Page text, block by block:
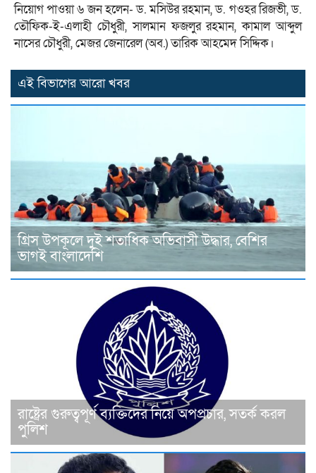
নিয়োগ পাওয়া ৬ জন হলেন- ড. মসিউর রহমান, ড. গওহর রিজভী, ড.
তৌফিক-ই-এলাহী চৌধুরী, সালমান ফজলুর রহমান, কামাল আব্দুল
নাসের চৌধুরী, মেজর জেনারেল (অব.) তারিক আহমেদ সিদ্দিক।
এই বিভাগের আরো খবর
গ্রিস উপকূলে দুই শতাধিক অভিবাসী উদ্ধার, বেশির
ভাগই বাংলাদেশি
রাষ্ট্রের গুরুত্বপূর্ণ ব্যক্তিদের নিয়ে অপপ্রচার, সতর্ক করল
পুলিশ